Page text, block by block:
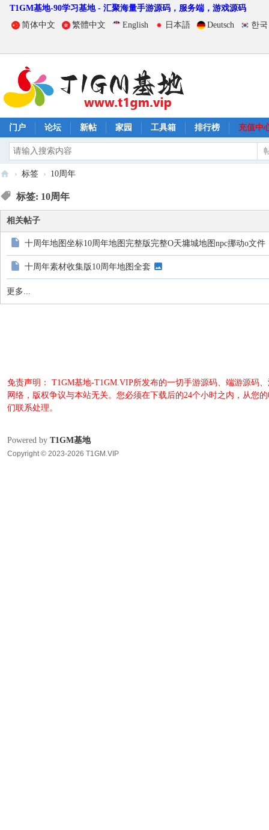
T1GM基地-90学习基地 - 汇聚海量手游源码，服务端，游戏源码
简体中文
繁體中文 English 日本語 Deutsch 한
门户 论坛 新帖 家园 工具箱 排行榜 充值中
T
1
G
地
› 标签 › 10周年
标签: 10周年
相关帖子
十周年地图坐标10周年地图完整版完整O天墉城地图npc挪动o文件
十周年素材收集版10周年地图全套
更多...
免责声明： T1GM基地-T1GM.VIP所发布的一切手游源码、端游源码
网络，版权争议与本站无关。您必须在下载后的24个小时之内，从您
们联系处理。
Powered by T1GM基地
Copyright © 2023-2026 T1GM.VIP